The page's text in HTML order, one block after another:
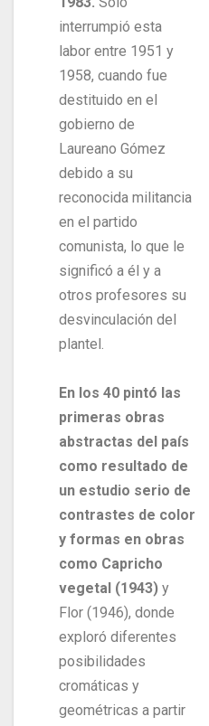
interrumpió esta
labor entre 1951 y
1958, cuando fue
destituido en el
gobierno de
Laureano Gómez
debido a su
reconocida militancia
en el partido
comunista, lo que le
significó a él y a
otros profesores su
desvinculación del
plantel.
En los 40 pintó las
primeras obras
abstractas del país
como resultado de
un estudio serio de
contrastes de color
y formas en obras
como Capricho
vegetal (1943) y
Flor (1946), donde
exploró diferentes
posibilidades
cromáticas y
geométricas a partir